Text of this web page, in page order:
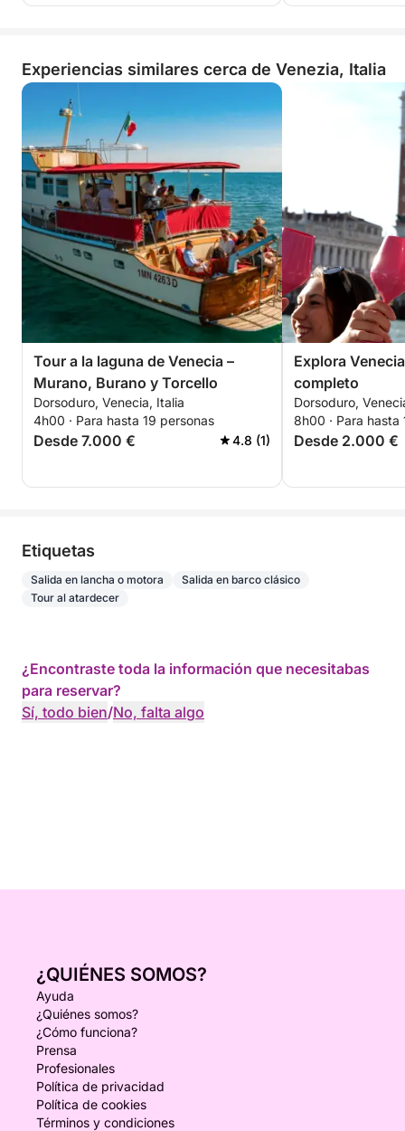
Experiencias similares cerca de Venezia, Italia
Tour a la laguna de Venecia –
Murano, Burano y Torcello
Dorsoduro, Venecia, Italia
4h00 · Para hasta 19 personas
Desde 7.000 € 4.8 (1)
Explora
completo
Dorsoduro,
8h00 · Para hasta
Desde 2.000 €
Etiquetas
Salida en lancha o motora
Salida en barco clásico
Tour al atardecer
¿Encontraste toda la información que necesitabas
para reservar?
Sí, todo bien/No, falta algo
¿QUIÉNES SOMOS?
Ayuda
¿Quiénes somos?
¿Cómo funciona?
Prensa
Profesionales
Política de privacidad
Política de cookies
Términos y condiciones